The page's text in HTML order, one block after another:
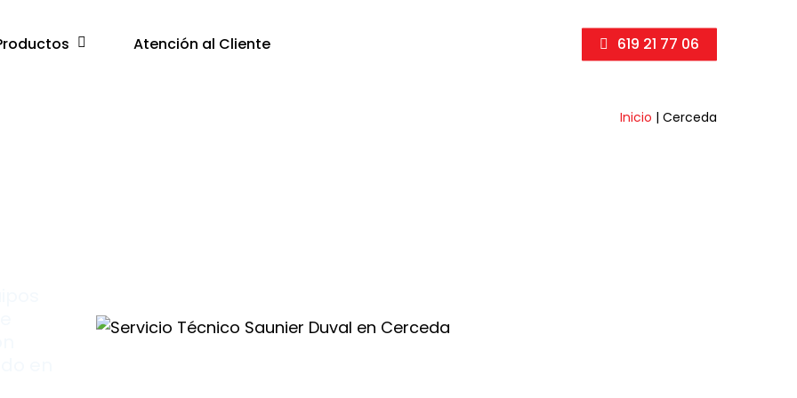
Atención al Cliente 619 21 77 06
Inicio | Cerceda